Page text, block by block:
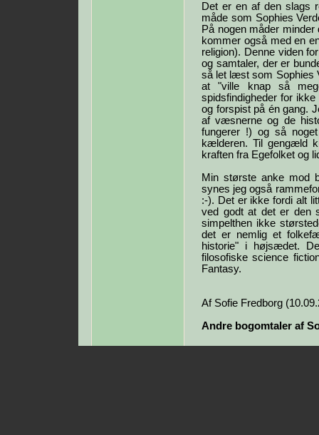
Det er en af den slags
måde som Sophies
På nogen måder
kommer også med en
religion). Denne viden
og samtaler, der er
så let læst som Sophies
at "ville knap så
spidsfindigheder for
og forspist på én gang.
af væsnerne og de
fungerer !) og så
kælderen. Til gengæld
kraften fra Egefolket og
Min største anke mod
synes jeg også
:-). Det er ikke fordi alt
ved godt at det er den
simpelthen ikke
det er nemlig et
historie" i højsædet.
filosofiske science
Fantasy.
Af Sofie Fredborg
Andre bogomtaler af